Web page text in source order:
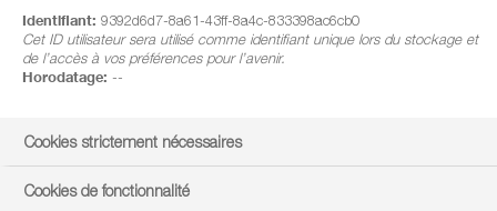
Identifiant: 9392d6d7-8a61-43ff-8a4c-833398ac6cb0
Cet ID utilisateur sera utilisé comme identifiant unique lors du stockage et
de l’accès à vos préférences pour l’avenir.
Horodatage: --
Cookies strictement nécessaires
Cookies de fonctionnalité